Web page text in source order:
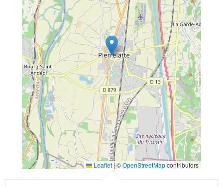
Leaflet | ©OpenStreetMapcontributors